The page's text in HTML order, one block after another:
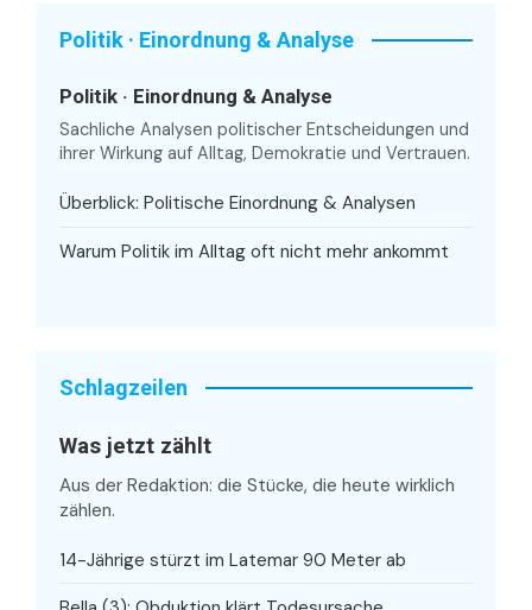
Politik · Einordnung & Analyse
Politik · Einordnung & Analyse
Sachliche Analysen politischer Entscheidungen und
ihrer Wirkung auf Alltag, Demokratie und Vertrauen.
Überblick: Politische Einordnung & Analysen
Warum Politik im Alltag oft nicht mehr ankommt
Schlagzeilen
Was jetzt zählt
Aus der Redaktion: die Stücke, die heute wirklich
zählen.
14-Jährige stürzt im Latemar 90 Meter ab